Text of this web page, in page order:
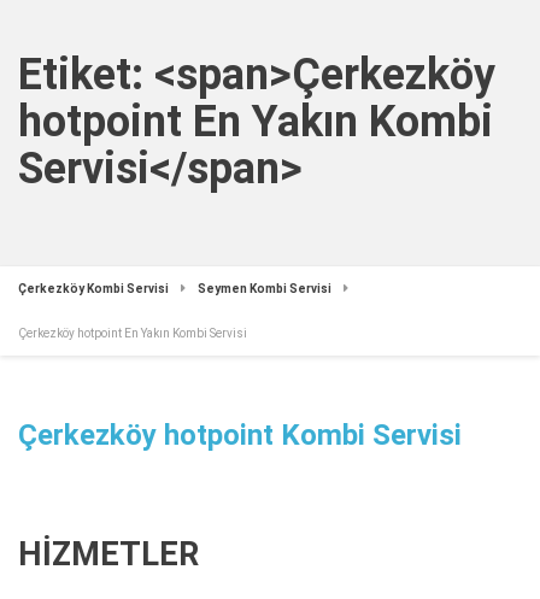
Etiket: <span>Çerkezköy
hotpoint En Yakın Kombi
Servisi</span>
Çerkezköy Kombi Servisi Seymen Kombi Servisi
Çerkezköy hotpoint En Yakın Kombi Servisi
Çerkezköy hotpoint Kombi Servisi
HİZMETLER